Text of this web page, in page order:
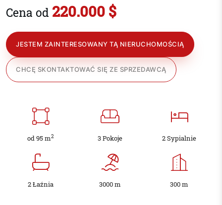
Cena od 220.000 $
JESTEM ZAINTERESOWANY TĄ NIERUCHOMOŚCIĄ
CHCĘ SKONTAKTOWAĆ SIĘ ZE SPRZEDAWCĄ
od 95 m2 3 Pokoje 2 Sypialnie
2 Łaźnia 3000 m 300 m